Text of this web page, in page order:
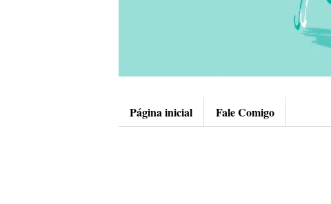
Página inicial Fale Comigo